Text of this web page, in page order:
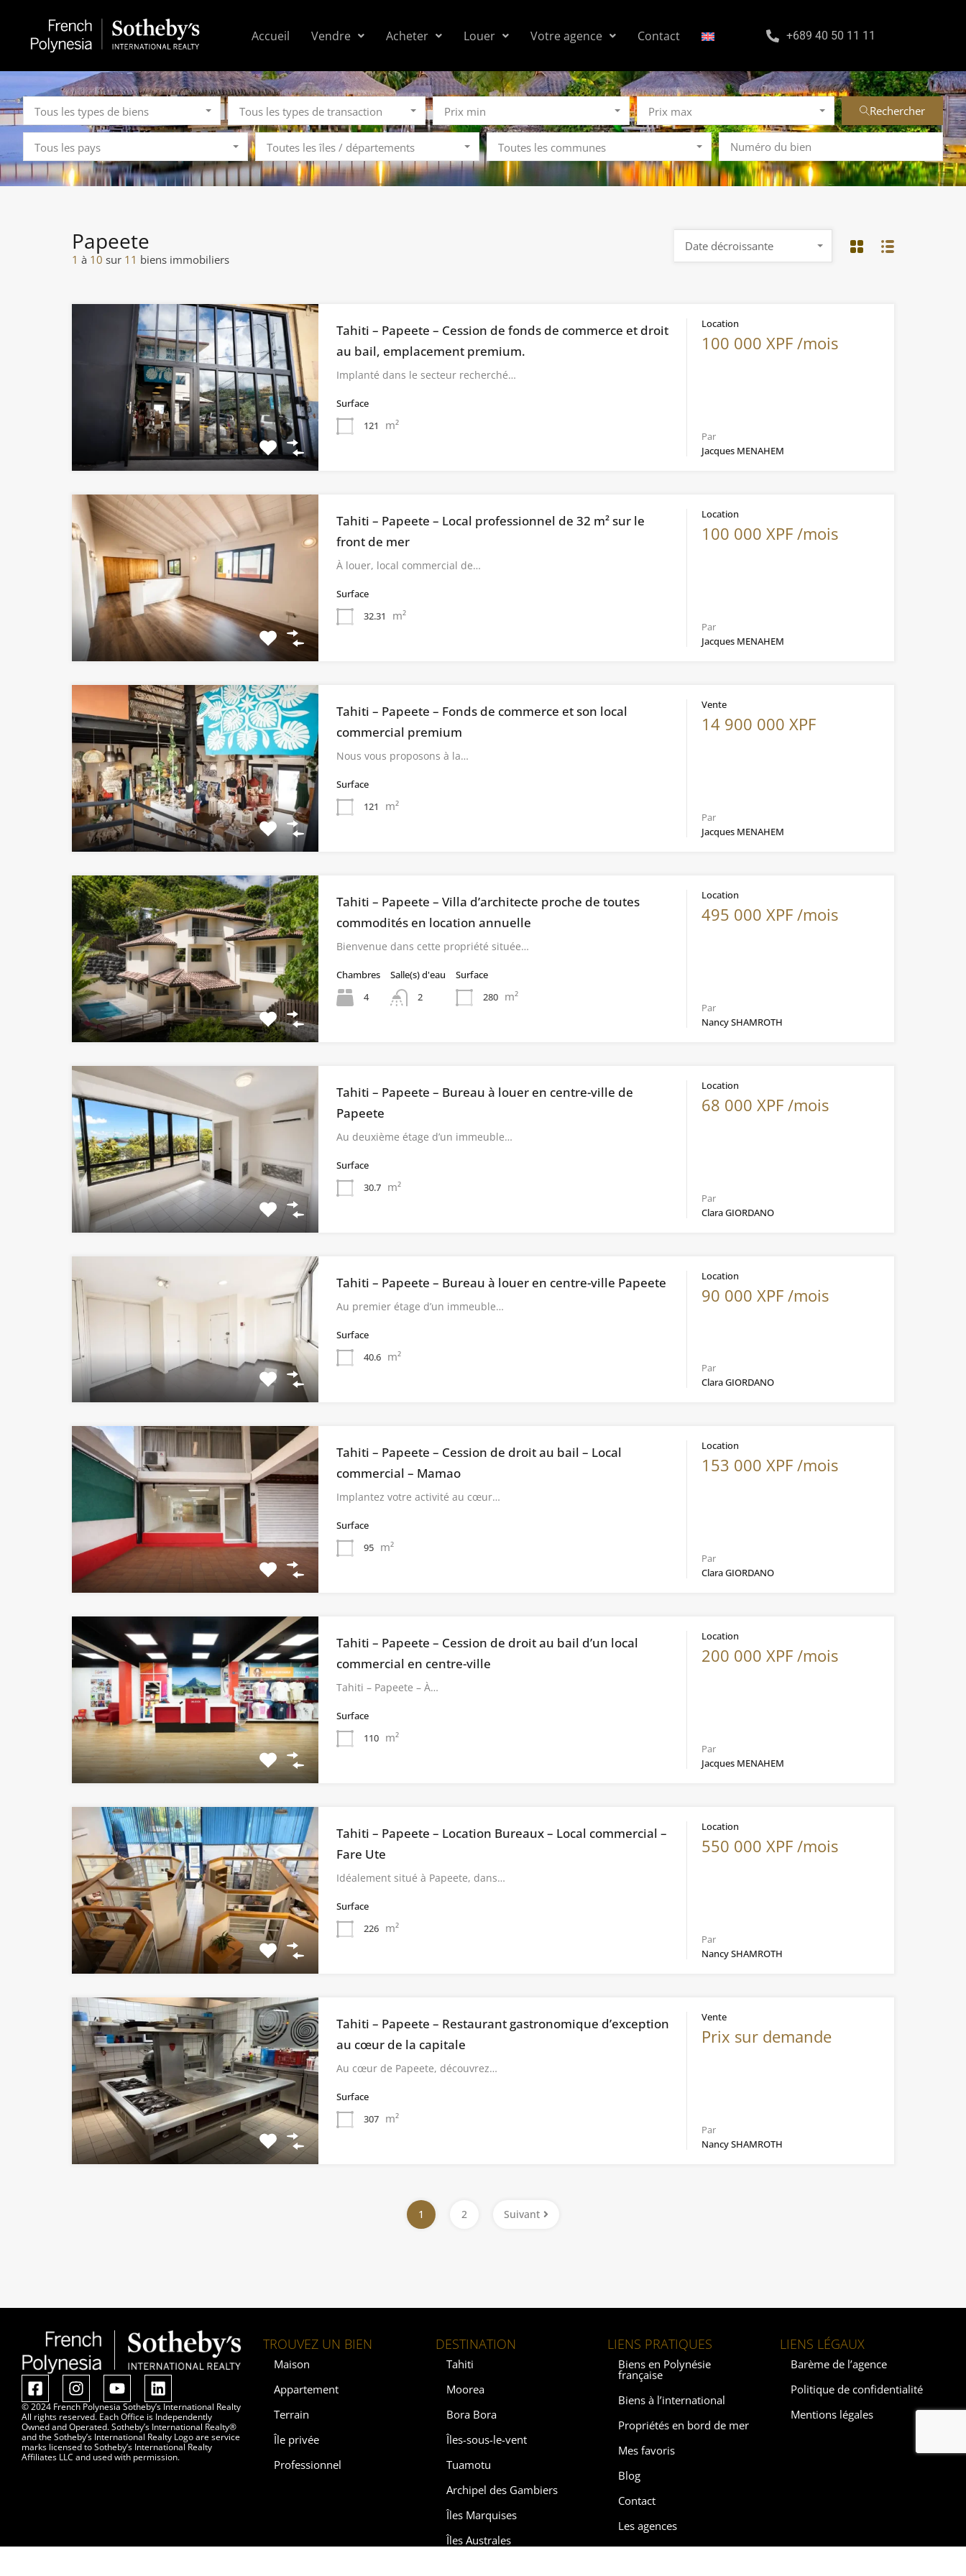
Accueil Vendre Acheter Louer Votre agence Contact +689 40 50 11 11
Tous les types de biens Tous les types de transaction Prix min Prix max Rechercher
Tous les pays Toutes les îles / départements Toutes les communes
Papeete
1 à 10 sur 11 biens immobiliers
Date décroissante
Tahiti – Papeete – Cession de fonds de commerce et droit
au bail, emplacement premium.
Implanté dans le secteur recherché…
Surface
121
m²
Location
100 000 XPF /mois
Par
Jacques MENAHEM
Tahiti – Papeete – Local professionnel de 32 m² sur le
front de mer
À louer, local commercial de…
Surface
32.31
m²
Location
100 000 XPF /mois
Par
Jacques MENAHEM
Tahiti – Papeete – Fonds de commerce et son local
commercial premium
Nous vous proposons à la…
Surface
121
m²
Vente
14 900 000 XPF
Par
Jacques MENAHEM
Tahiti – Papeete – Villa d’architecte proche de toutes
commodités en location annuelle
Bienvenue dans cette propriété située…
Chambres
4
Salle(s) d'eau
2
Surface
280 m²
Location
495 000 XPF /mois
Par
Nancy SHAMROTH
Tahiti – Papeete – Bureau à louer en centre-ville de
Papeete
Au deuxième étage d’un immeuble…
Surface
30.7 m²
Location
68 000 XPF /mois
Par
Clara GIORDANO
Tahiti – Papeete – Bureau à louer en centre-ville Papeete
Au premier étage d’un immeuble…
Surface
40.6 m²
Location
90 000 XPF /mois
Par
Clara GIORDANO
Tahiti – Papeete – Cession de droit au bail – Local
commercial – Mamao
Implantez votre activité au cœur…
Surface
95 m²
Location
153 000 XPF /mois
Par
Clara GIORDANO
Tahiti – Papeete – Cession de droit au bail d’un local
commercial en centre-ville
Tahiti – Papeete – À…
Surface
110 m²
Location
200 000 XPF /mois
Par
Jacques MENAHEM
Tahiti – Papeete – Location Bureaux – Local commercial –
Fare Ute
Idéalement situé à Papeete, dans…
Surface
226 m²
Location
550 000 XPF /mois
Par
Nancy SHAMROTH
Tahiti – Papeete – Restaurant gastronomique d’exception
au cœur de la capitale
Au cœur de Papeete, découvrez…
Surface
307 m²
Vente
Prix sur demande
Par
Nancy SHAMROTH
1 2 Suivant
© 2024 French Polynesia Sotheby’s International Realty
All rights reserved. Each Office is Independently
Owned and Operated. Sotheby’s International Realty®
and the Sotheby’s International Realty Logo are service
marks licensed to Sotheby’s International Realty
Affiliates LLC and used with permission.
TROUVEZ UN BIEN
Maison
Appartement
Terrain
Île privée
Professionnel
DESTINATION
Tahiti
Moorea
Bora Bora
Îles-sous-le-vent
Tuamotu
Archipel des Gambiers
Îles Marquises
Îles Australes
LIENS PRATIQUES
Biens en Polynésie
française
Biens à l’international
Propriétés en bord de mer
Mes favoris
Blog
Contact
Les agences
Sothebysrealty.com
LIENS LÉGAUX
Barème de l’agence
Politique de confidentialité
Mentions légales